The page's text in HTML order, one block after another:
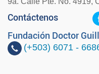
Contáctenos
Fundación Doctor
(+503) 6071 -